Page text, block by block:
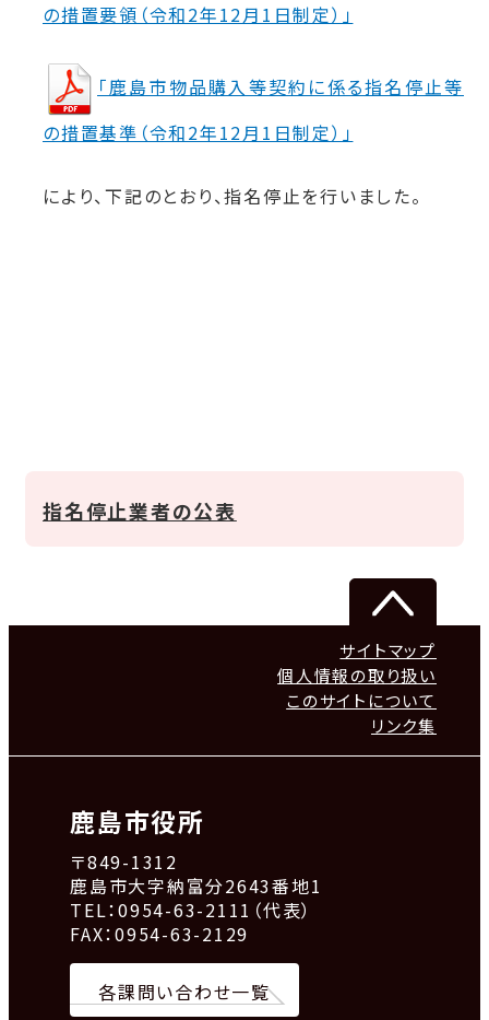
の措置要領（令和2年12月1日制定）」
「鹿島市物品購入等契約に係る指名停止等
の措置基準（令和2年12月1日制定）」
により、下記のとおり、指名停止を行いました。
指名停止業者の公表
サイトマップ
個人情報の取り扱い
このサイトについて
リンク集
鹿島市役所
〒849-1312
鹿島市大字納富分2643番地1
TEL：0954-63-2111（代表）
FAX：0954-63-2129
各課問い合わせ一覧